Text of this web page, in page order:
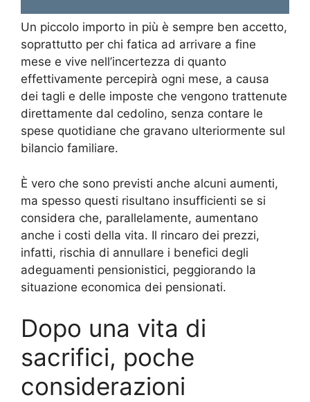
Un piccolo importo in più è sempre ben accetto,
soprattutto per chi fatica ad arrivare a fine
mese e vive nell’incertezza di quanto
effettivamente percepirà ogni mese, a causa
dei tagli e delle imposte che vengono trattenute
direttamente dal cedolino, senza contare le
spese quotidiane che gravano ulteriormente sul
bilancio familiare.
È vero che sono previsti anche alcuni aumenti,
ma spesso questi risultano insufficienti se si
considera che, parallelamente, aumentano
anche i costi della vita. Il rincaro dei prezzi,
infatti, rischia di annullare i benefici degli
adeguamenti pensionistici, peggiorando la
situazione economica dei pensionati.
Dopo una vita di
sacrifici, poche
considerazioni